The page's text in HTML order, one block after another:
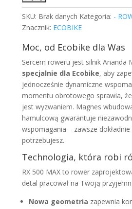
SKU: Brak danych Kategoria: -
Znacznik: ECOBIKE
Moc, od Ecobike dla Was
Sercem roweru jest silnik Ananda
specjalnie dla Ecobike, aby
jednocześnie dynamiczne
momentu obrotowego sprawia,
jest wyzwaniem. Magnes
hamulcową gwarantuje
wspomagania – zawsze
potrzebujesz.
Technologia, która robi
RX 500 MAX to rower
detal pracował na Twoją
Nowa geometria zapewnia